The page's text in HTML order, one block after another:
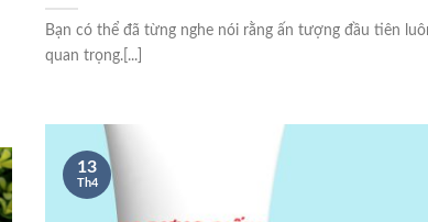
Bạn có thể đã từng nghe nói rằng ấn tượng đầu tiên
quan trọng.[...]
13
Th4